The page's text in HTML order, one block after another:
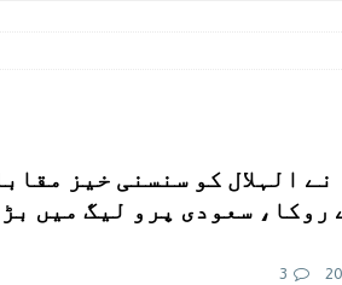
الہلال کو سنسنی خیز
2-2 سے روکا، سعودی پرو لیگ میں
3